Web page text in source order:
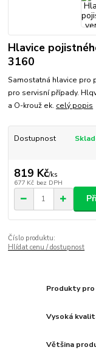
Hlavice
3160
Samostatná hlavice pro
pro servisní případy.
a O-krouž ek. celý popis
Dostupnost
819 Kč/ks
677 Kč bez DPH
Číslo produktu:
Hlídat cenu / dostupnost
Produkty
Vysoká
Většina